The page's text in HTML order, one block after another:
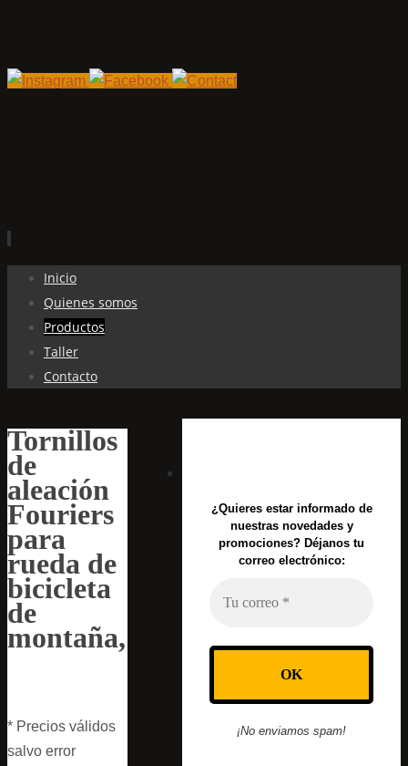
contenido
Inicio
Quienes somos
Productos
Taller
Contacto
Tornillos
de
aleación
Fouriers
para
rueda de
bicicleta
de
montaña,
* Precios válidos
salvo error
¿Quieres estar informado de
nuestras novedades y
promociones? Déjanos tu
correo electrónico:
¡No enviamos spam!